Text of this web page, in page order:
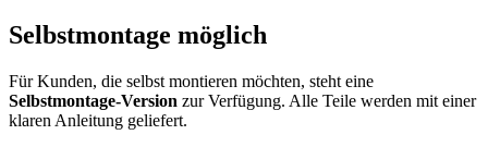
Selbstmontage möglich
Für Kunden, die selbst montieren möchten, steht eine
Selbstmontage-Version zur Verfügung. Alle Teile werden mit einer
klaren Anleitung geliefert.